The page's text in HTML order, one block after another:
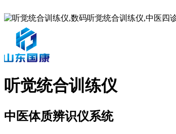
听觉统合训练仪
中医体质辨识仪系统